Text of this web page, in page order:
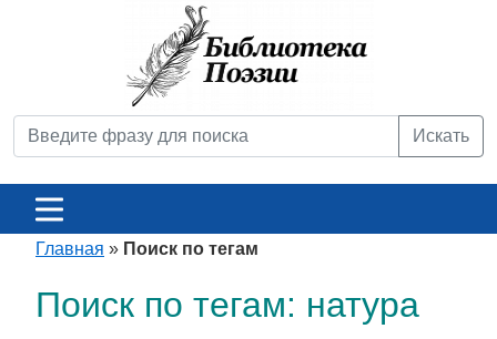
Искать
Главная » Поиск по тегам
Поиск по тегам: натура